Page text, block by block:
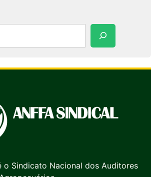
o Sindicato Nacional dos Auditores